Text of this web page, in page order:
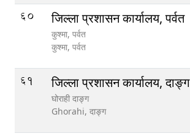
60
जिल्ला प्रशासन कार्यालय, पर्वत
कुश्मा, पर्वत
कुश्मा, पर्वत
61 जिल्ला प्रशासन कार्यालय, दाङ्ग
घोराही दाङ्ग
Ghorahi, दाङ्ग